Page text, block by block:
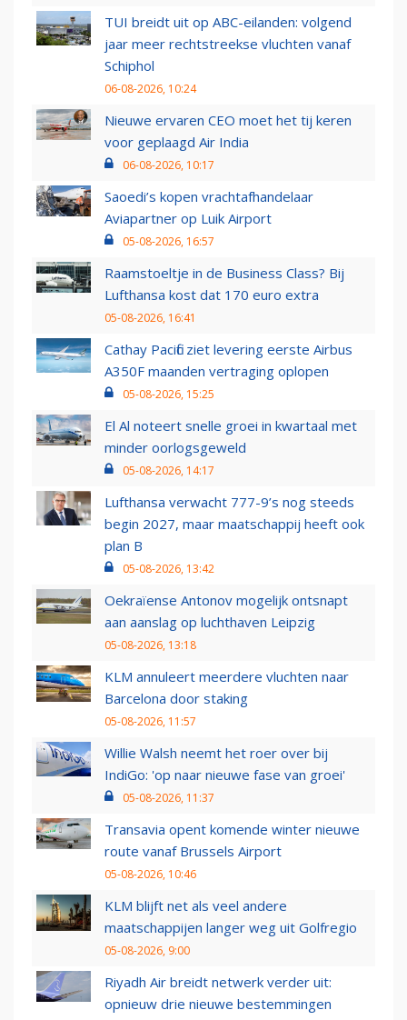
TUI breidt uit op ABC-eilanden: volgend
jaar meer rechtstreekse vluchten vanaf
Schiphol
06-08-2026, 10:24
Nieuwe ervaren CEO moet het tij keren
voor geplaagd Air India
06-08-2026, 10:17
Saoedi’s kopen vrachtafhandelaar
Aviapartner op Luik Airport
05-08-2026, 16:57
Raamstoeltje in de Business Class? Bij
Lufthansa kost dat 170 euro extra
05-08-2026, 16:41
Cathay Pacific ziet levering eerste Airbus
A350F maanden vertraging oplopen
05-08-2026, 15:25
El Al noteert snelle groei in kwartaal met
minder oorlogsgeweld
05-08-2026, 14:17
Lufthansa verwacht 777-9’s nog steeds
begin 2027, maar maatschappij heeft ook
plan B
05-08-2026, 13:42
Oekraïense Antonov mogelijk ontsnapt
aan aanslag op luchthaven Leipzig
05-08-2026, 13:18
KLM annuleert meerdere vluchten naar
Barcelona door staking
05-08-2026, 11:57
Willie Walsh neemt het roer over bij
IndiGo: 'op naar nieuwe fase van groei'
05-08-2026, 11:37
Transavia opent komende winter nieuwe
route vanaf Brussels Airport
05-08-2026, 10:46
KLM blijft net als veel andere
maatschappijen langer weg uit Golfregio
05-08-2026, 9:00
Riyadh Air breidt netwerk verder uit:
opnieuw drie nieuwe bestemmingen